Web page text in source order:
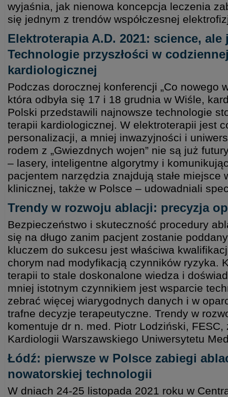
wyjaśnia, jak nienowa koncepcja leczenia
się jednym z trendów współczesnej
Elektroterapia A.D. 2021: science,
Technologie przyszłości w
kardiologicznej
Podczas dorocznej konferencji „Co nowego
która odbyła się 17 i 18 grudnia w Wiśle,
Polski przedstawili najnowsze technologie
terapii kardiologicznej. W elektroterapii jest
personalizacji, a mniej inwazyjności i
rodem z „Gwiezdnych wojen” nie są już
– lasery, inteligentne algorytmy i
pacjentem narzędzia znajdują stałe miejsce
klinicznej, także w Polsce – udowadniali
Trendy w rozwoju ablacji: precyzja
Bezpieczeństwo i skuteczność procedury
się na długo zanim pacjent zostanie
kluczem do sukcesu jest właściwa
chorym nad modyfikacją czynników ryzyka.
terapii to stale doskonalone wiedza i
mniej istotnym czynnikiem jest wsparcie
zebrać więcej wiarygodnych danych i w
trafne decyzje terapeutyczne. Trendy w
komentuje dr n. med. Piotr Lodziński,
Kardiologii Warszawskiego Uniwersytetu
Łódź: pierwsze w Polsce zabiegi
nowatorskiej technologii
W dniach 24-25 listopada 2021 roku w